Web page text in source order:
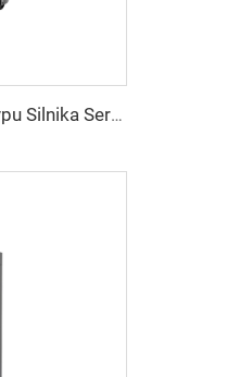
Trójfazowy Regulator Napięcia Typu Silnika Serwo TNSB-U Seria